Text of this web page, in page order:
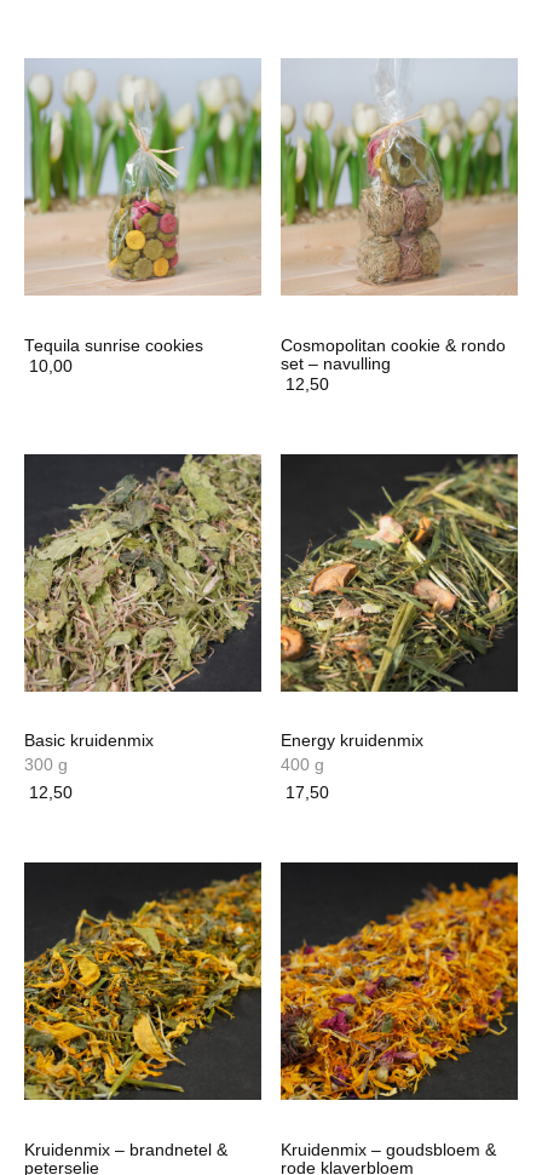
Tequila sunrise cookies
10,00
Cosmopolitan cookie & rondo
set – navulling
12,50
Basic kruidenmix
300 g
12,50
Energy kruidenmix
400 g
17,50
Kruidenmix – brandnetel &
peterselie
Kruidenmix – goudsbloem &
rode klaverbloem